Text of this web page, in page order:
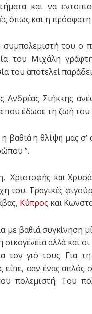
και να
όπως και η πρόσφατη
συμπολεμιστή του
του Μιχάλη
του αποτελεί
Ανδρέας Σιήκκης
που έδωσε τη ζωή του
βαθιά η θλίψη μας σ’
”.
Χριστοφής και
του. Τραγικές
Κύπρος και
βαθιά συγκίνηση
αλλά και
τον γιό τους. Για
είπε, σαν ένας απλός
πολεμιστή. Του